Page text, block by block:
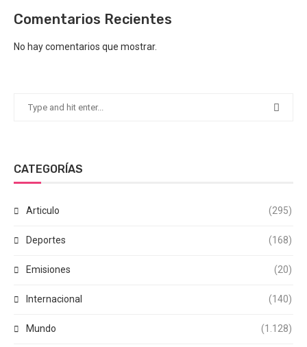
Comentarios Recientes
No hay comentarios que mostrar.
CATEGORÍAS
Articulo (295)
Deportes (168)
Emisiones (20)
Internacional (140)
Mundo (1.128)